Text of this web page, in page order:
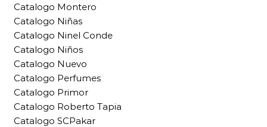
Catalogo Montero
Catalogo Niñas
Catalogo Ninel Conde
Catalogo Niños
Catalogo Nuevo
Catalogo Perfumes
Catalogo Primor
Catalogo Roberto Tapia
Catalogo SCPakar